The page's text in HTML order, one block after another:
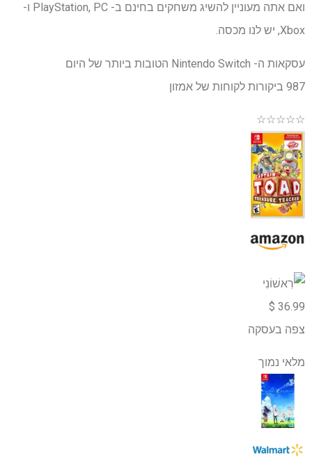
ואם אתה מעוניין להשיג משחקים בחינם ב- PlayStation, PC ו-
Xbox, יש לנו מכסה.
עסקאות ה- Nintendo Switch הטובות ביותר של היום
987 ביקורות לקוחות של אמזון
☆
☆
☆
☆
☆
36.99 $
צפה בעסקה
מלאי נמוך